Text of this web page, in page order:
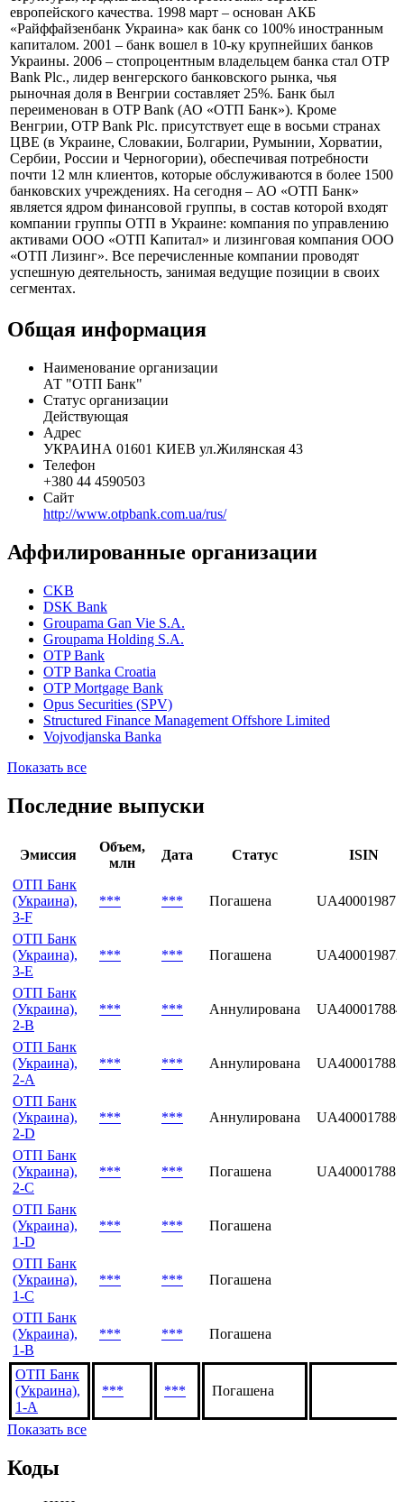
финансового сектора Украины. На украинском рынке он
представлен с 1998 года, имеет стойкую репутацию
социально ответственной, надежной и стабильной
структуры, предлагающей потребителям сервисы
европейского качества. 1998 март – основан АКБ
«Райффайзенбанк Украина» как банк со 100% иностранным
капиталом. 2001 – банк вошел в 10-ку крупнейших банков
Украины. 2006 – стопроцентным владельцем банка стал OTP
Bank Plc., лидер венгерского банковского рынка, чья
рыночная доля в Венгрии составляет 25%. Банк был
переименован в OTP Bank (АО «ОТП Банк»). Кроме
Венгрии, OTP Bank Plc. присутствует еще в восьми странах
ЦВЕ (в Украине, Словакии, Болгарии, Румынии, Хорватии,
Сербии, России и Черногории), обеспечивая потребности
почти 12 млн клиентов, которые обслуживаются в более 1500
банковских учреждениях. На сегодня – АО «ОТП Банк»
является ядром финансовой группы, в состав которой входят
компании группы ОТП в Украине: компания по управлению
«ОТП Лизинг». Все перечисленные компании проводят
успешную деятельность, занимая ведущие позиции в своих
Общая информация
Наименование организации
АТ "ОТП Банк"
Статус организации
Действующая
Адрес
УКРАИНА 01601 КИЕВ ул.Жилянская 43
Телефон
+380 44 4590503
Сайт
Аффилированные организации
CKB
DSK Bank
Groupama Gan Vie S.A.
Groupama Holding S.A.
OTP Bank
OTP Banka Croatia
OTP Mortgage Bank
Opus Securities (SPV)
Последние выпуски
Эмиссия
Объем,
ОТП Банк
(Украина),
3-F
*** *** Погашена
ОТП Банк
(Украина),
3-E
*** *** Погашена
ОТП Банк
(Украина),
2-B
*** *** Аннулирована
ОТП Банк
(Украина),
2-A
*** *** Аннулирована
ОТП Банк
(Украина),
2-D
*** *** Аннулирована
ОТП Банк
(Украина),
2-C
*** *** Погашена
ОТП Банк
(Украина),
1-D
*** *** Погашена
ОТП Банк
(Украина),
1-С
*** *** Погашена
ОТП Банк
(Украина),
1-В
*** *** Погашена
ОТП Банк
1-А